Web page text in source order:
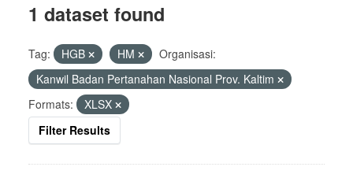
1 dataset found
Tag: HGB HM
Organisasi:
Kanwil Badan Pertanahan Nasional Prov. Kaltim
Formats:
XLSX
Filter Results